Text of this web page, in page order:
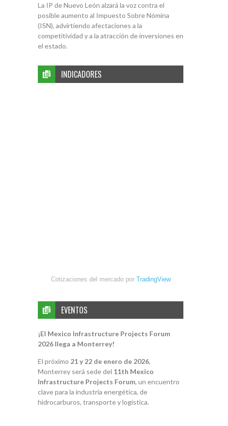
La IP de Nuevo León alzará la voz contra el
posible aumento al Impuesto Sobre Nómina
(ISN), advirtiendo afectaciones a la
competitividad y a la atracción de inversiones en
el estado.
INDICADORES
Cotizaciones del mercado por TradingView
EVENTOS
¡El Mexico Infrastructure Projects Forum
2026 llega a Monterrey!
El próximo 21 y 22 de enero de 2026,
Monterrey será sede del 11th Mexico
Infrastructure Projects Forum, un encuentro
clave para la industria energética, de
hidrocarburos, transporte y logística.